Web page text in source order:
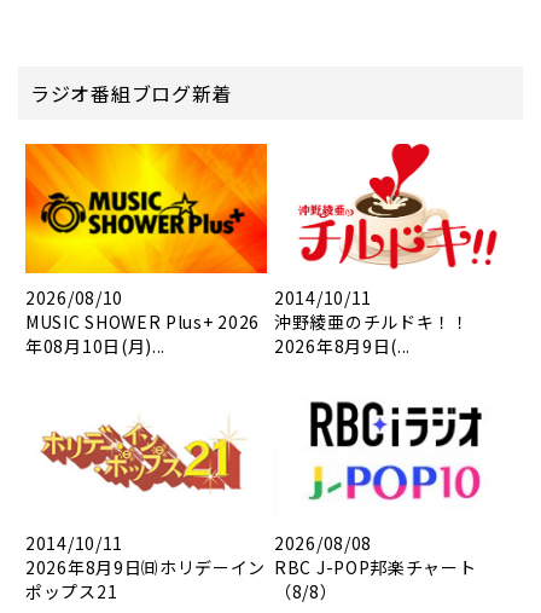
ラジオ番組ブログ新着
2026/08/10
MUSIC SHOWER Plus+ 2026
年08月10日(月)...
2014/10/11
沖野綾亜のチルドキ！！
2026年8月9日(...
2014/10/11
2026年8月9日㈰ホリデーイン
ポップス21
2026/08/08
RBC J-POP邦楽チャート
（8/8）